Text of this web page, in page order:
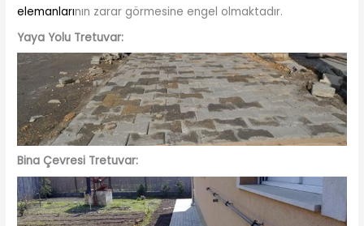
elemanlarının zarar görmesine engel olmaktadır.
Yaya Yolu Tretuvar:
Bina Çevresi Tretuvar: